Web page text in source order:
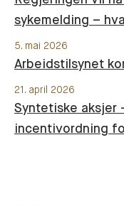
sykemelding –
5. mai 2026
Arbeidstilsynet
21. april 2026
Syntetiske aksjer
incentivordning